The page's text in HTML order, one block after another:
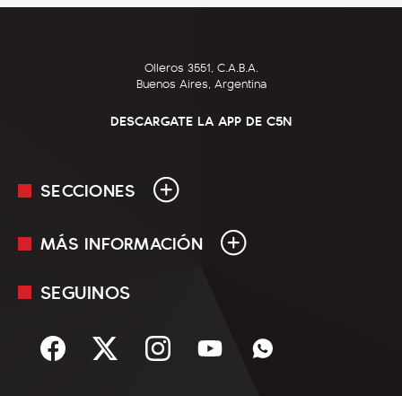
Olleros 3551, C.A.B.A.
Buenos Aires, Argentina
DESCARGATE LA APP DE C5N
SECCIONES
En Vivo
Sociedad
MÁS INFORMACIÓN
Mediakit
Términos y condiciones
SEGUINOS